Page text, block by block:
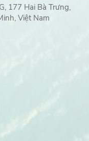
177 Hai Bà Trưng,
Việt Nam